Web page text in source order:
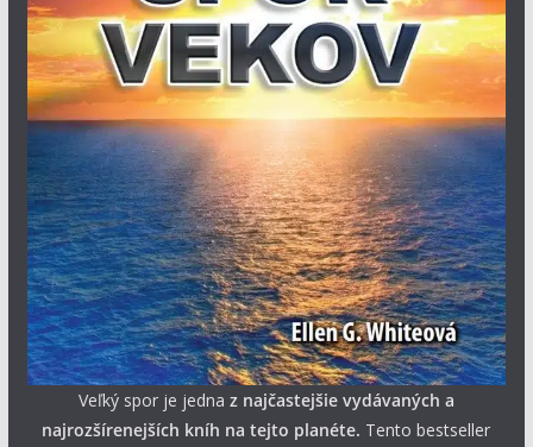
Veľký spor je jedna z najčastejšie vydávaných a
najrozšírenejších kníh na tejto planéte. Tento bestseller